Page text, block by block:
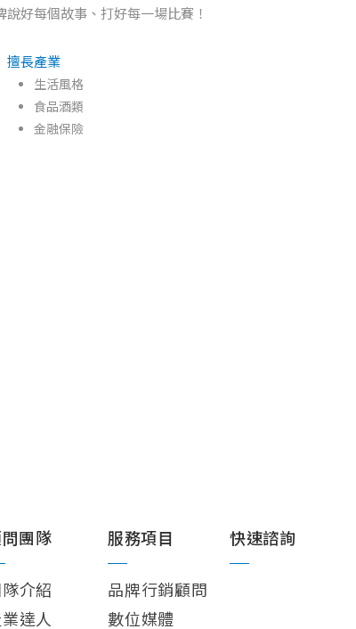
好每個故事、打好每一場比賽！
擅長產業
生活風格
食品酒類
金融保險
團隊
介紹
達人
服務項目
品牌行銷顧問
數位媒體
快速諮詢